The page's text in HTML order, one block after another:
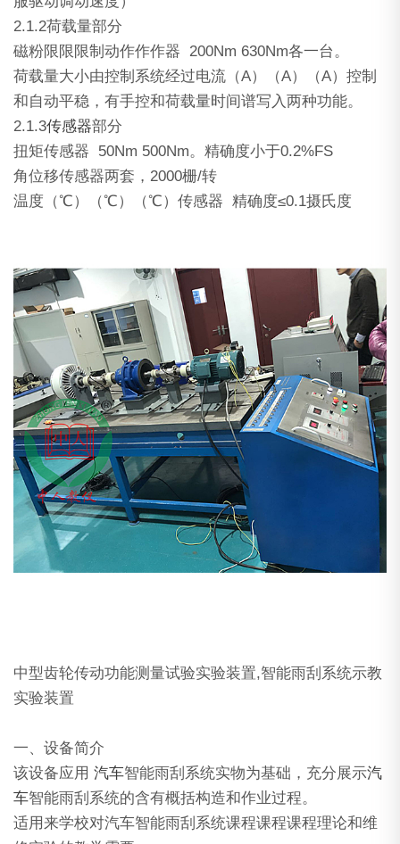
2.1.2荷载量部分
磁粉限限限制动作作作器 200Nm 630Nm各一台。
荷载量大小由控制系统经过电流（A）（A）（A）控制
和自动平稳，有手控和荷载量时间谱写入两种功能。
2.1.3传感器部分
扭矩传感器 50Nm 500Nm。精确度小于0.2%FS
角位移传感器两套，2000栅/转
温度（℃）（℃）（℃）传感器 精确度≤0.1摄氏度
中型齿轮传动功能测量试验实验装置,智能雨刮系统示教
实验装置
一、设备简介
该设备应用汽车智能雨刮系统实物为基础，充分展示汽
车智能雨刮系统的含有概括构造和作业过程。
适用来学校对汽车智能雨刮系统课程课程课程理论和维